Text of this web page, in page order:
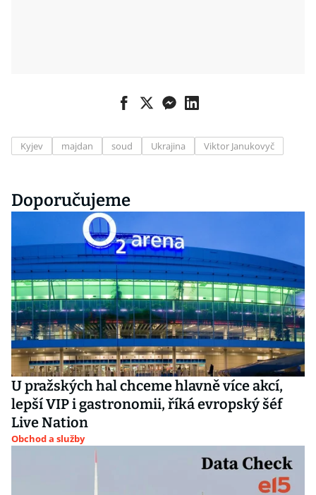
Kyjev majdan soud Ukrajina Viktor Janukovyč
Doporučujeme
U pražských hal chceme hlavně více akcí,
lepší VIP i gastronomii, říká evropský šéf
Live Nation
Obchod a služby